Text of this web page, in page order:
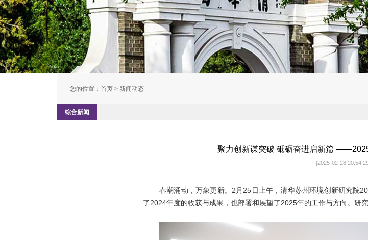
您的位置： 首页 > 新闻动态
综合新闻
聚力创新谋突破 砥砺奋进启新篇
[2025-02-28
春潮涌动，万象更新。2月25日上午，清华苏州环境创新研究院
了2024年度的收获与成果，也部署和展望了2025年的工作与方向。研